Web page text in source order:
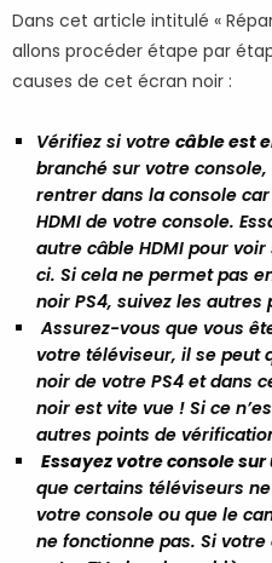
Dans cet article intitulé «
allons procéder étape par
causes de cet écran noir :
Vérifiez si votre câble est
branché sur votre
rentrer dans la console
HDMI de votre console.
autre câble HDMI pour
ci. Si cela ne permet pas
noir PS4, suivez les
Assurez-vous que vous
votre téléviseur, il se peut
noir de votre PS4 et dans
noir est vite vue ! Si ce
autres points de
Essayez votre console
que certains téléviseurs
votre console ou que le
ne fonctionne pas. Si